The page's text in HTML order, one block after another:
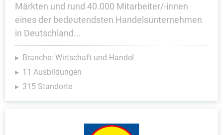
Märkten und rund 40.000 Mitarbeiter/-innen
eines der bedeutendsten Handelsunternehmen
in Deutschland...
Branche: Wirtschaft und Handel
11 Ausbildungen
315 Standorte